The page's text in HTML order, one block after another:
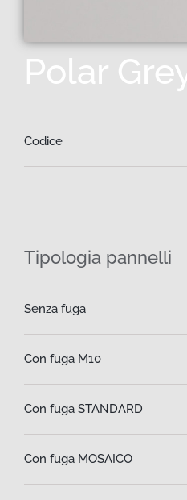
Polar
Codice
Tipologia pannelli
Senza fuga
Con fuga M10
Con fuga STANDARD
Con fuga MOSAICO